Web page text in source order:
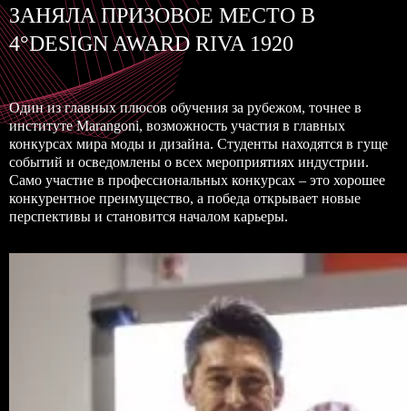
ЗАНЯЛА ПРИЗОВОЕ МЕСТО В
4°DESIGN AWARD RIVA 1920
Один из главных плюсов обучения за рубежом, точнее в
институте Marangoni, возможность участия в главных
конкурсах мира моды и дизайна. Студенты находятся в гуще
событий и осведомлены о всех мероприятиях индустрии.
Само участие в профессиональных конкурсах – это хорошее
конкурентное преимущество, а победа открывает новые
перспективы и становится началом карьеры.